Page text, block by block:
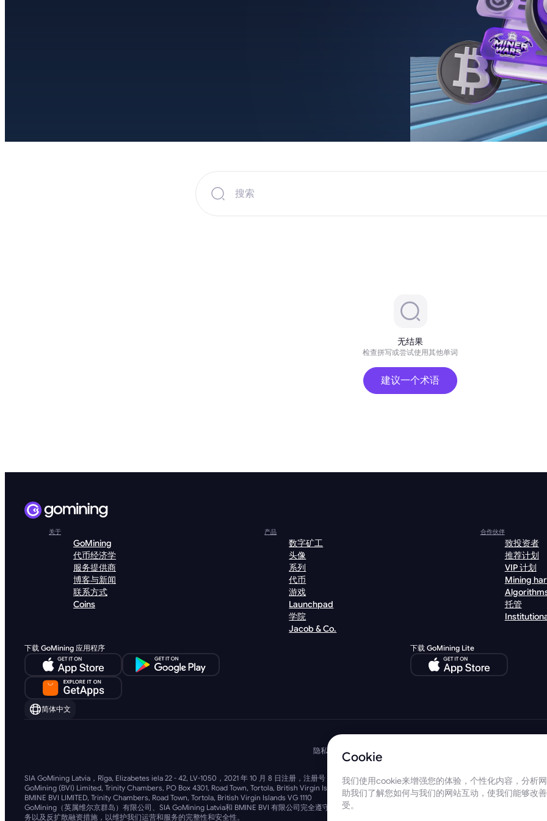
无结果
检查拼写或尝试使用其他单词
建议一个术语
关于
GoMining
代币经济学
服务提供商
博客与新闻
联系方式
Coins
产品
数字矿工
头像
系列
代币
游戏
Launchpad
学院
Jacob & Co.
合作伙伴
致投资者
推荐计划
VIP 计划
Mining
托管
下载 GoMining 应用程序 下载 GoMining Lite
简体中文
隐私政策 使用条款 合规政策
SIA GoMining Latvia，Rīga, Elizabetes iela 22 - 42, LV-1050，2021 年 10 月 8 日注册，注册号：40203351911
GoMining (BVI) Limited, Trinity Chambers, PO Box 4301, Road Town, Tortola, British Virgin Islands, BVI 公司编号：2110978
BMINE BVI LIMITED, Trinity Chambers, Road Town, Tortola, British Virgin Islands VG 1110
GoMining（英属维尔京群岛）有限公司、SIA GoMining Latvia和 BMINE BVI 有限公司完全遵守所有适用法律法规，并坚定致力于打击洗钱、恐怖主义融资和扩
务以及反扩散融资措施，以维护我们运营和服务的完整性和安全性。
Cookie
我们使用cookie来增强您的体验，个性化内容，分析
助我们了解您如何与我们的网站互动，使我们能够改
受。